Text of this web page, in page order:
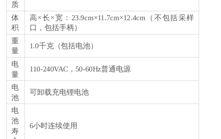
质
体
积
高×长×宽：23.9cm×11.7cm×12.4cm（不包括采样
口，包括手柄）
重
量
1.0千克（包括电池）
电
量
110-240VAC，50-60Hz普通电源
电
池
可卸载充电锂电池
电
池
寿
6小时连续使用